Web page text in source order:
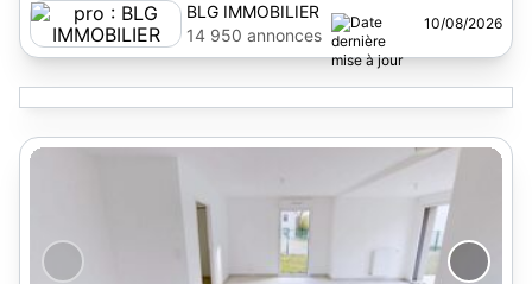
BLG IMMOBILIER
14 950 annonces
10/08/2026